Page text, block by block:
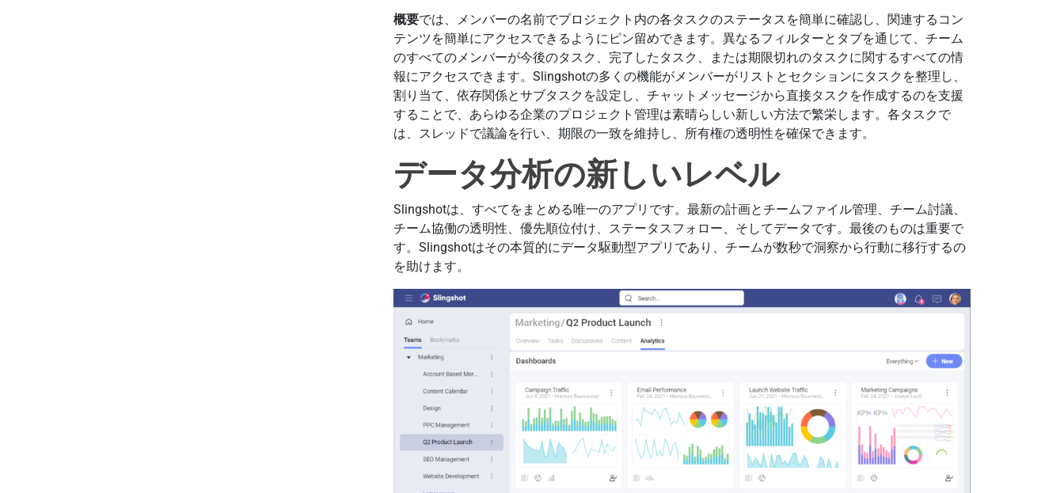
概要では、メンバーの名前でプロジェクト内の各タスクのステータスを簡単に確認し、関連するコン
テンツを簡単にアクセスできるようにピン留めできます。異なるフィルターとタブを通じて、チーム
のすべてのメンバーが今後のタスク、完了したタスク、または期限切れのタスクに関するすべての情
報にアクセスできます。Slingshotの多くの機能がメンバーがリストとセクションにタスクを整理し、
割り当て、依存関係とサブタスクを設定し、チャットメッセージから直接タスクを作成するのを支援
することで、あらゆる企業のプロジェクト管理は素晴らしい新しい方法で繁栄します。各タスクで
は、スレッドで議論を行い、期限の一致を維持し、所有権の透明性を確保できます。
データ分析の新しいレベル
Slingshotは、すべてをまとめる唯一のアプリです。最新の計画とチームファイル管理、チーム討議、
チーム協働の透明性、優先順位付け、ステータスフォロー、そしてデータです。最後のものは重要で
す。Slingshotはその本質的にデータ駆動型アプリであり、チームが数秒で洞察から行動に移行するの
を助けます。